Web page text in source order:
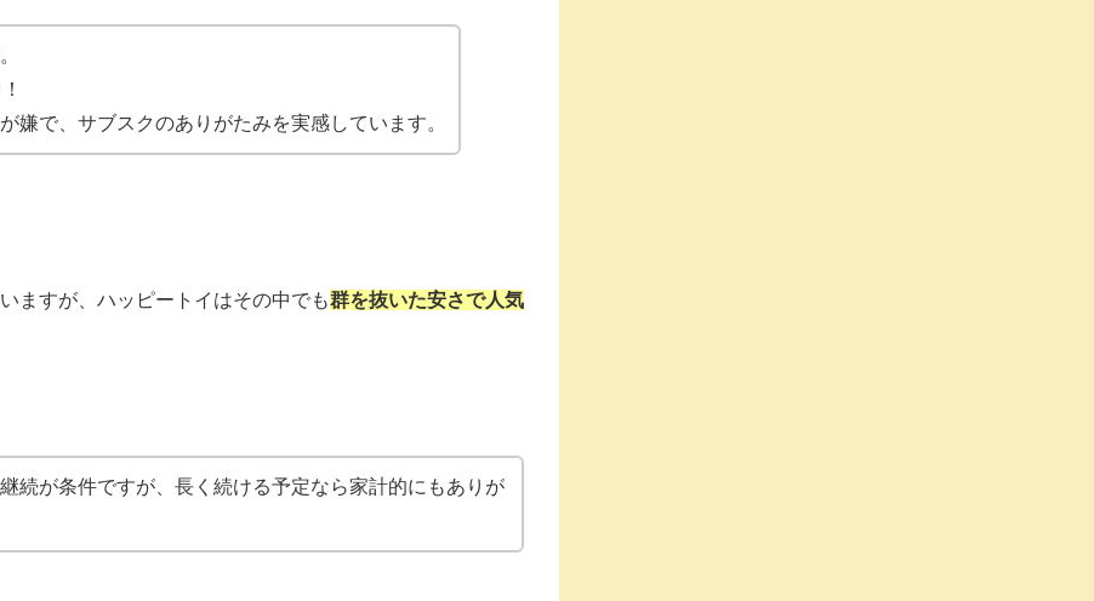
嫌で、サブスクのありがたみを実感しています。
ますが、ハッピートイはその中でも群を抜いた安さで人気
続が条件ですが、長く続ける予定なら家計的にもありが